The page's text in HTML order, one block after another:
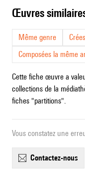
œuvres
Même genre
Composées la même
Cette fiche œuvre a
collections de la
fiches "partitions".
Vous constatez une
contactez-nous